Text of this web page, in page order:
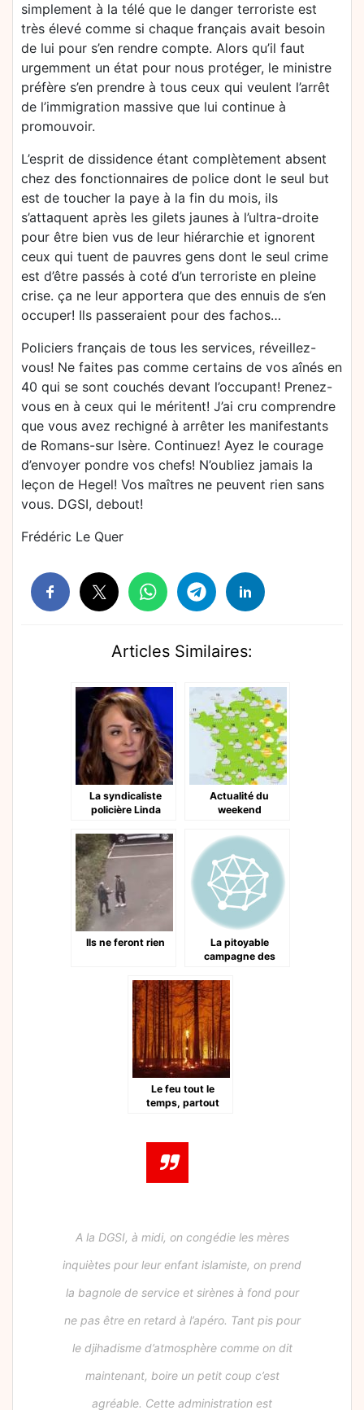
simplement à la télé que le danger terroriste est
très élevé comme si chaque français avait besoin
de lui pour s’en rendre compte. Alors qu’il faut
urgemment un état pour nous protéger, le ministre
préfère s’en prendre à tous ceux qui veulent l’arrêt
de l’immigration massive que lui continue à
promouvoir.
L’esprit de dissidence étant complètement absent
chez des fonctionnaires de police dont le seul but
est de toucher la paye à la fin du mois, ils
s’attaquent après les gilets jaunes à l’ultra-droite
pour être bien vus de leur hiérarchie et ignorent
ceux qui tuent de pauvres gens dont le seul crime
est d’être passés à coté d’un terroriste en pleine
crise. ça ne leur apportera que des ennuis de s’en
occuper! Ils passeraient pour des fachos…
Policiers français de tous les services, réveillez-
vous! Ne faites pas comme certains de vos aînés en
40 qui se sont couchés devant l’occupant! Prenez-
vous en à ceux qui le méritent! J’ai cru comprendre
que vous avez rechigné à arrêter les manifestants
de Romans-sur Isère. Continuez! Ayez le courage
d’envoyer pondre vos chefs! N’oubliez jamais la
leçon de Hegel! Vos maîtres ne peuvent rien sans
vous. DGSI, debout!
Frédéric Le Quer
Articles Similaires:
La syndicaliste
policière Linda
Actualité du
weekend
Ils ne feront rien
La pitoyable
campagne des
Le feu tout le
temps, partout
A la DGSI, à midi, on congédie les mères
inquiètes pour leur enfant islamiste, on prend
la bagnole de service et sirènes à fond pour
ne pas être en retard à l’apéro. Tant pis pour
le djihadisme d’atmosphère comme on dit
maintenant, boire un petit coup c’est
agréable. Cette administration est